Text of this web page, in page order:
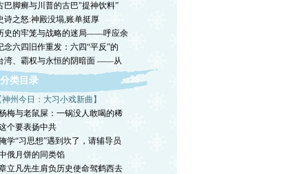
巴脚癣与川普的古巴"提神饮料”
诗之怒:神殿没塌,账单挺厚
史的牢笼与战略的迷局——呼应余
念六四旧作重发：六四“平反”的
湾、霸权与永恒的阴暗面 ——从
分类目录
神州今日：大习小戏新曲】
梅与老鼠屎：一锅没人敢喝的稀
个要表扬中共
学“习思想”遇到坎了，请辅导员
俄月饼的同类馅
立凡先生肩负历史使命驾鹤西去